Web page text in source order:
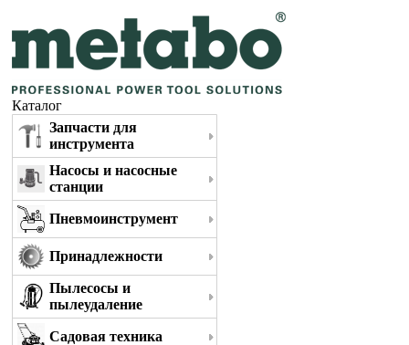
Каталог
Запчасти для
инструмента
Насосы и насосные
станции
Пневмоинструмент
Принадлежности
Пылесосы и
пылеудаление
Садовая техника